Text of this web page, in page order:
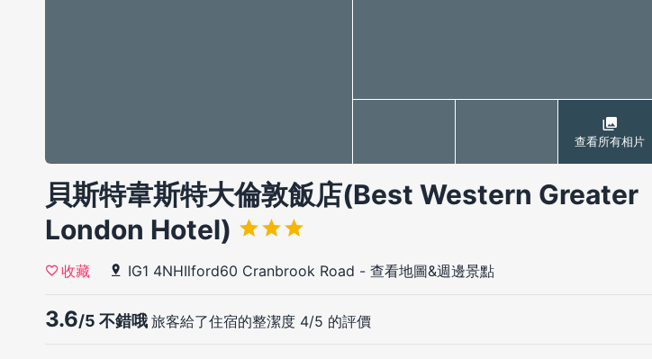
查看所有相片
貝斯特韋斯特大倫敦飯店(Best Western Greater
London Hotel)
收藏 IG1 4NHIlford60 Cranbrook Road - 查看地圖&週邊景點
3.6/5 不錯哦 旅客給了住宿的整潔度 4/5 的評價